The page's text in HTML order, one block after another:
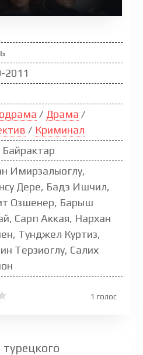
2011
/ Драма /
/ Криминал
Байрактар
Имирзалыоглу,
Дере, Бадэ Ишчил,
Озшенер, Барыш
Сарп Аккая, Нархан
Тунджел Куртиз,
Терзиоглу, Салих
1 голос
турецкого